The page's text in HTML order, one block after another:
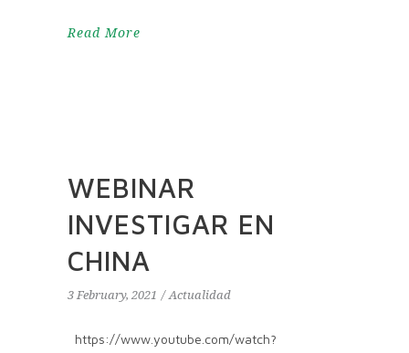
Read More
WEBINAR
INVESTIGAR EN
CHINA
3 February, 2021 Actualidad
https://www.youtube.com/watch?